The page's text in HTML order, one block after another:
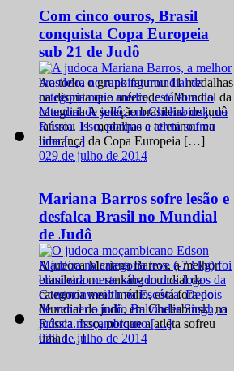
Com cinco ouros, Brasil
conquista Copa Europeia
sub 21 de Judô
Ao todo, o grupo faturou 11 medalhas
na disputa que antecede o Mundial da
categoria A seleção brasileira de judô
faturou 11 medalhas e terminou na
liderança da Copa Europeia […]
029 de julho de 2014
Mariana Barros sofre lesão e
desfalca Brasil no Mundial
de Judô
A judoca Mariana Barros, a melhor
brasileira no ranking mundial da
categoria meio médio, está fora do
Mundial de judô, em Cheliabinsk, na
Rússia. Isso, porque a atleta sofreu
uma […]
028 de julho de 2014